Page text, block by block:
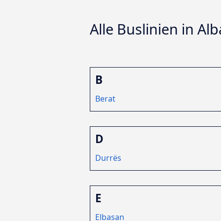
Alle Buslinien in
B
Berat
D
Durrës
E
Elbasan